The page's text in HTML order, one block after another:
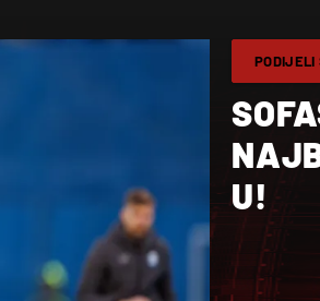
PODIJELI
U!